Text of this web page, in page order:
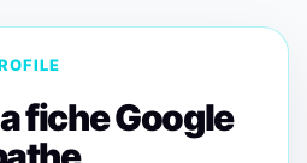
fiche Google